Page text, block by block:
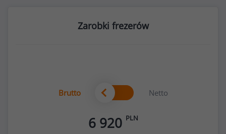
Zarobki frezerów
Brutto Netto
6 920 PLN